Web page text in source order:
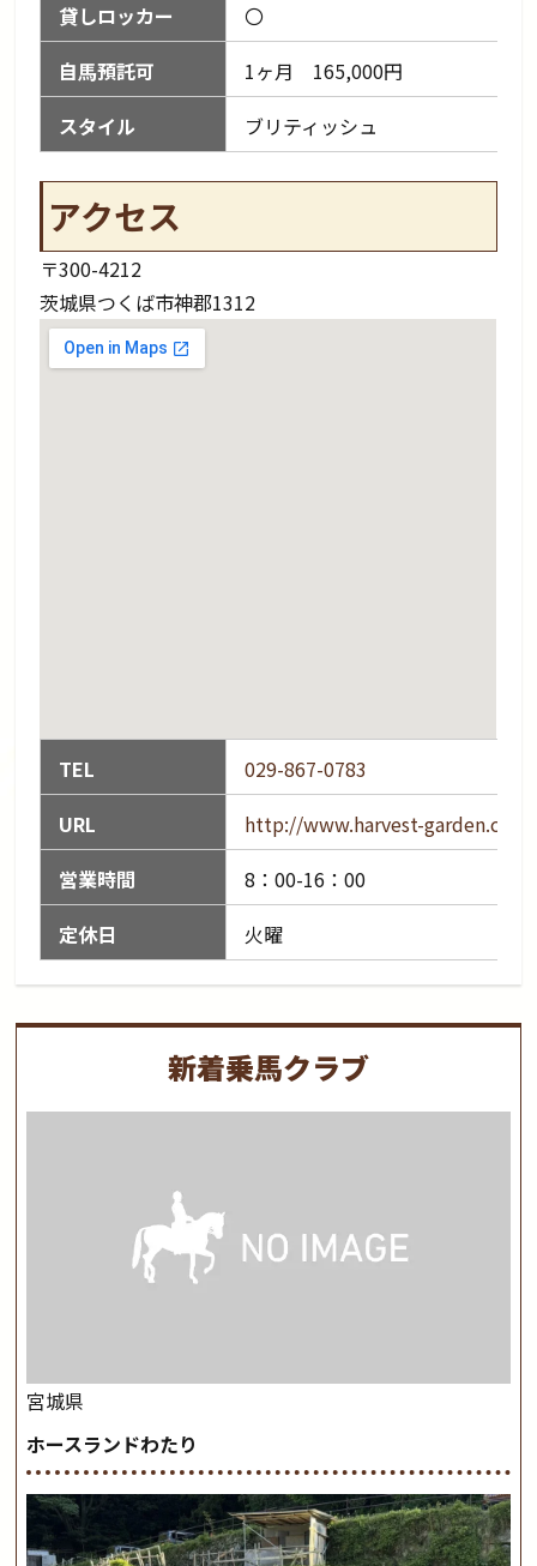
貸しロッカー
〇
自馬預託可
1ヶ月 165,000円
スタイル
ブリティッシュ
アクセス
〒300-4212
茨城県つくば市神郡1312
TEL
029-867-0783
URL
http://www.harvest-garden.com/
営業時間
8：00-16：00
定休日
火曜
新着乗馬クラブ
宮城県
ホースランドわたり